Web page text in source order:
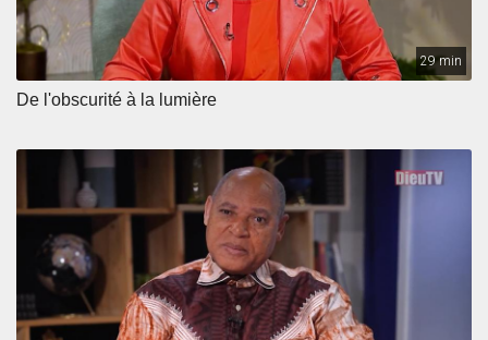
29 min
De l'obscurité à la lumière